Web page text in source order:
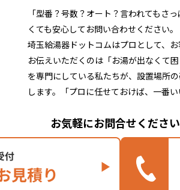
「型番？号数？オート？言われてもさ
くても安心してお問い合わせください。
埼玉給湯器ドットコムはプロとして、
お伝えいただくのは「お湯が出なくて
を専門にしている私たちが、設置場所
します。「プロに任せておけば、一番
お気軽にお問合せくださ